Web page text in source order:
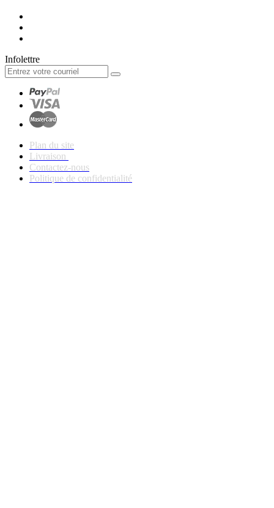
Infolettre
Plan du site
Livraison
Contactez-nous
Politique de confidentialité